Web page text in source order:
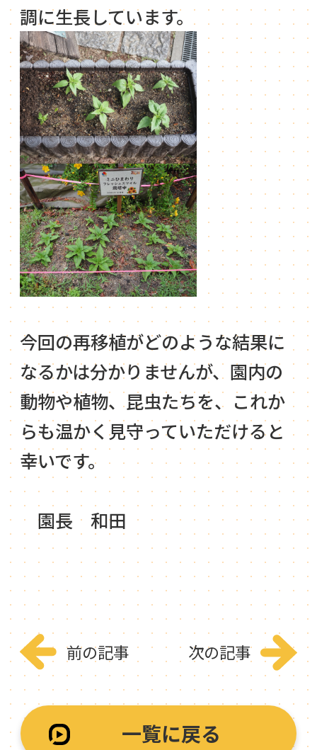
調に生長しています。
今回の再移植がどのような結果に
なるかは分かりませんが、園内の
動物や植物、昆虫たちを、これか
らも温かく見守っていただけると
幸いです。
園長 和田
前の記事
一覧に戻る
次の記事